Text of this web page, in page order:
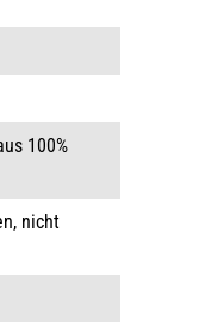
100%
nicht